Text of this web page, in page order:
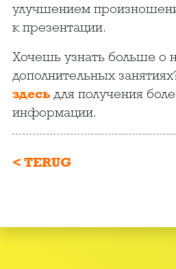
улучшением
к презентации.
Хочешь узнать больше о
дополнительных
здесь для получения
информации.
< TERUG